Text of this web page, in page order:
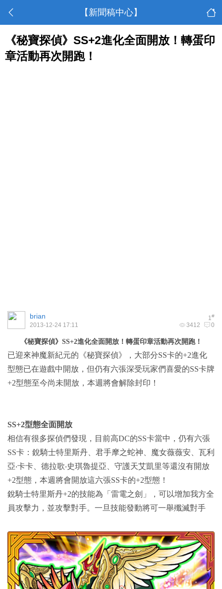
【新聞稿中心】
《秘寶探偵》SS+2進化全面開放！轉蛋印
章活動再次開跑！
1#
brian
3412 0
2013-12-24 17:11
《秘寶探偵》SS+2進化全面開放！轉蛋印章活動再次開跑！
已迎來神魔新紀元的《秘寶探偵》，大部分SS卡的+2進化
型態已在遊戲中開放，但仍有六張深受玩家們喜愛的SS卡牌
+2型態至今尚未開放，本週將會解除封印！
SS+2型態全面開放
相信有很多探偵們發現，目前高DC的SS卡當中，仍有六張
SS卡：銳騎士特里斯丹、君手摩之蛇神、魔女薇薇安、瓦利
亞‧卡卡、德拉歌‧史琪魯提亞、守護天艾凱里等還沒有開放
+2型態，本週將會開放這六張SS卡的+2型態！
銳騎士特里斯丹+2的技能為「雷電之劍」，可以增加我方全
員攻擊力，並攻擊對手。一旦技能發動將可一舉殲滅對手